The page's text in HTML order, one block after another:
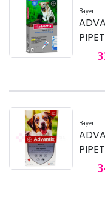
Bayer
Bayer